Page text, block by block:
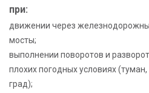
при:
движении через
мосты;
выполнении поворотов и
плохих погодных условиях
град);